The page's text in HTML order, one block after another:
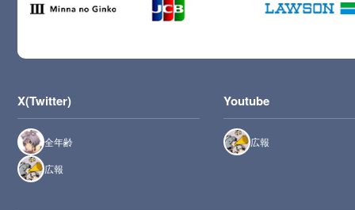
X(Twitter)
全年齢
広報
Youtube
広報